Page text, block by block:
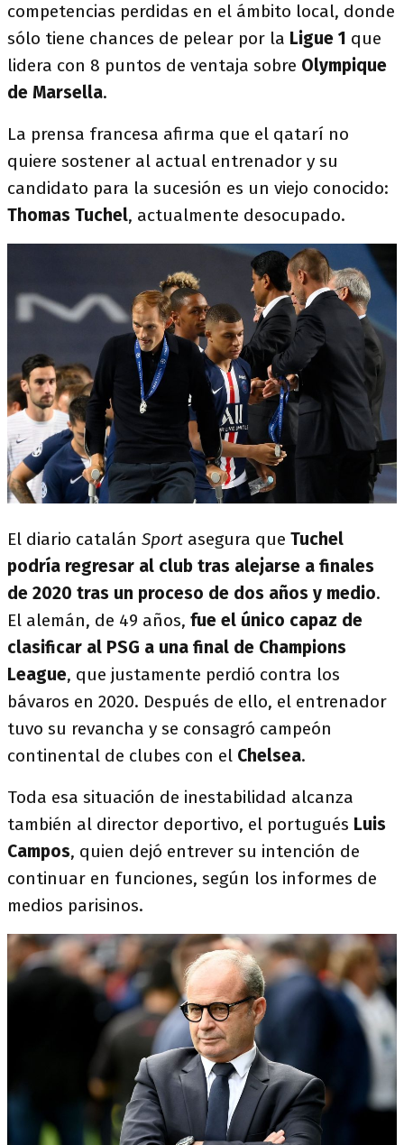
competencias perdidas en el ámbito local, donde
sólo tiene chances de pelear por la Ligue 1 que
lidera con 8 puntos de ventaja sobre Olympique
de Marsella.
La prensa francesa afirma que el qatarí no
quiere sostener al actual entrenador y su
candidato para la sucesión es un viejo conocido:
Thomas Tuchel, actualmente desocupado.
El diario catalán Sport asegura que Tuchel
podría regresar al club tras alejarse a finales
de 2020 tras un proceso de dos años y medio.
El alemán, de 49 años, fue el único capaz de
clasificar al PSG a una final de Champions
League, que justamente perdió contra los
bávaros en 2020. Después de ello, el entrenador
tuvo su revancha y se consagró campeón
continental de clubes con el Chelsea.
Toda esa situación de inestabilidad alcanza
también al director deportivo, el portugués Luis
Campos, quien dejó entrever su intención de
continuar en funciones, según los informes de
medios parisinos.